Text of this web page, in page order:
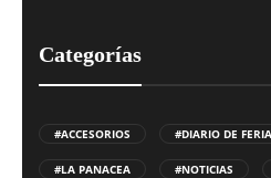
Categorías
#ACCESORIOS #DIARIO DE FERIA
#LA PANACEA #NOTICIAS